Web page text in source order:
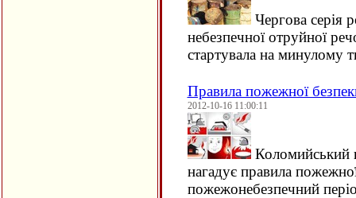
Чергова серія
небезпечної отруйної
стартувала на минулому
Правила пожежної
2012-10-16 11:00:11
Коломийський
нагадує правила
пожежонебезпечний